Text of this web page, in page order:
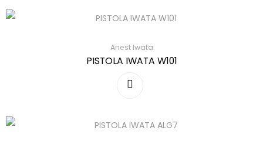
Anest Iwata
PISTOLA IWATA W101